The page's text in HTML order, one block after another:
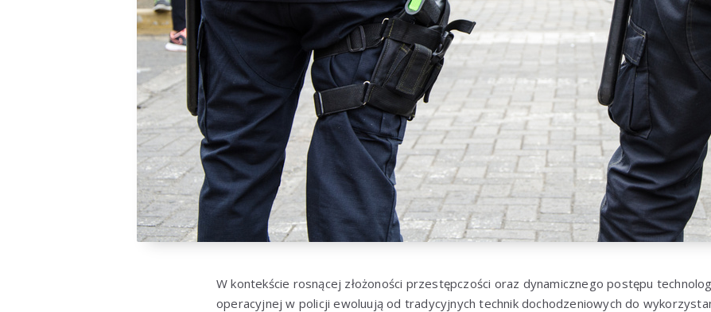
W kontekście rosnącej złożoności przestępczości oraz dynamicznego postępu
operacyjnej w policji ewoluują od tradycyjnych technik dochodzeniowych do